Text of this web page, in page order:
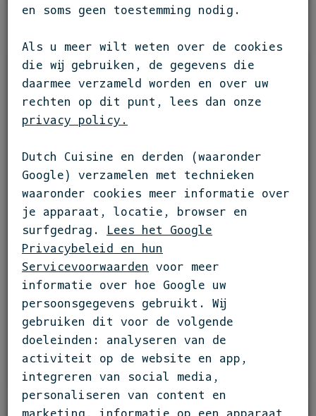
DUTCH CUISINE
29 06 2026
NA DE GROENE STER: DUTCH CUISINE
GAAT DOOR WAAR MICHELIN OPHIELD
LEES VERDER
en soms geen toestemming nodig.
Als u meer wilt weten over de cookies
die wij gebruiken, de gegevens die
daarmee verzameld worden en over uw
rechten op dit punt, lees dan onze
privacy policy.
Dutch Cuisine en derden (waaronder
Google) verzamelen met technieken
waaronder cookies meer informatie over
je apparaat, locatie, browser en
surfgedrag. Lees het Google
Privacybeleid en hun
Servicevoorwaarden voor meer
informatie over hoe Google uw
persoonsgegevens gebruikt. Wij
gebruiken dit voor de volgende
doeleinden: analyseren van de
activiteit op de website en app,
integreren van social media,
personaliseren van content en